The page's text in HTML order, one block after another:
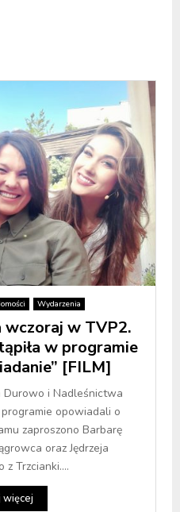
Wydarzenia
wczoraj w TVP2.
w programie
[FILM]
Durowo i Nadleśnictwa
opowiadali o
zaproszono Barbarę
oraz Jędrzeja
z Trzcianki....
więcej